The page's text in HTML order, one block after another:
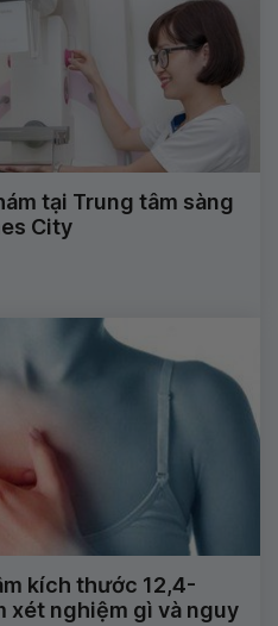
tại Trung tâm sàng
City
kích thước 12,4-
xét nghiệm gì và nguy